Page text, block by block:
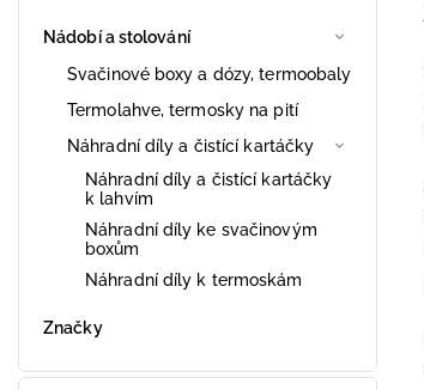
Nádobí a stolování
Svačinové boxy a dózy, termoobaly
Termolahve, termosky na pití
Náhradní díly a čistící kartáčky
Náhradní díly a čistící kartáčky
k lahvím
Náhradní díly ke svačinovým
boxům
Náhradní díly k termoskám
Značky